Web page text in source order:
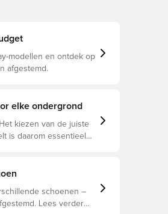
modellen en ontdek op
afgestemd.
elke ondergrond
kiezen van de juiste
is daarom essentieel
schoenen –
Lees verder